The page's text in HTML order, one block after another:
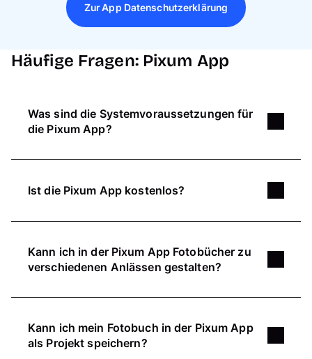
Zur App Datenschutzerklärung
Häufige Fragen: Pixum App
Was sind die Systemvoraussetzungen für
die Pixum App?
Die Pixum App steht sowohl für iOS als auch für
Android zur Verfügung. Für die aktuellste Version
benötigst du mindestens iOS14 oder Android 7.
Ist die Pixum App kostenlos?
Ja, die Pixum App ist kostenlos.
Kann ich in der Pixum App Fotobücher zu
verschiedenen Anlässen gestalten?
Ja, in der Pixum App kannst du einzigartige
Auswahl an Gestaltungsoptionen ermöglicht ein
individuelles Design für jeden Anlass.
Kann ich mein Fotobuch in der Pixum App
als Projekt speichern?